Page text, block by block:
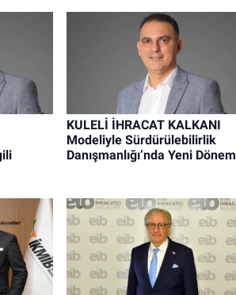
KULELİ İHRACAT KALKANI
Modeliyle Sürdürülebilirlik
Danışmanlığı’nda Yeni Dönem